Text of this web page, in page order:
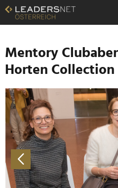
Zum
Inhalt
Zur
Navigation
Zur
Hauptnavigation
Mentory
Horten Collection